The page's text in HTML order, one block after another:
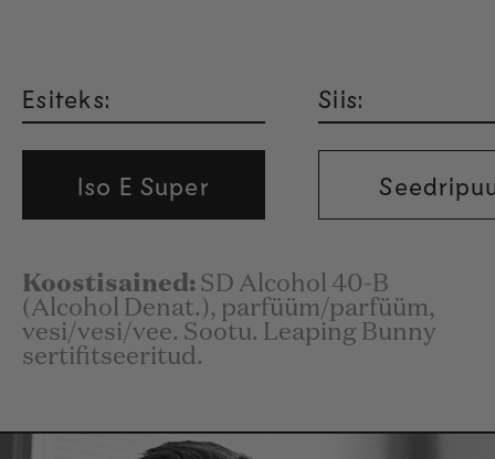
Esiteks:
Iso E Super
Siis:
Koostisained: SD Alcohol 40-B
(Alcohol Denat.), parfüüm/parfüüm,
vesi/vesi/vee. Sootu. Leaping Bunny
sertifitseeritud.